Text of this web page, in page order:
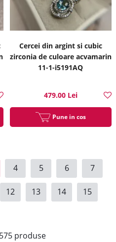
Cercei din argint si cubic
zirconia de culoare acvamarin
11-1-i5191AQ
479.00 Lei
Pune in cos
4 5 6 7
12 13 14 15
575produse